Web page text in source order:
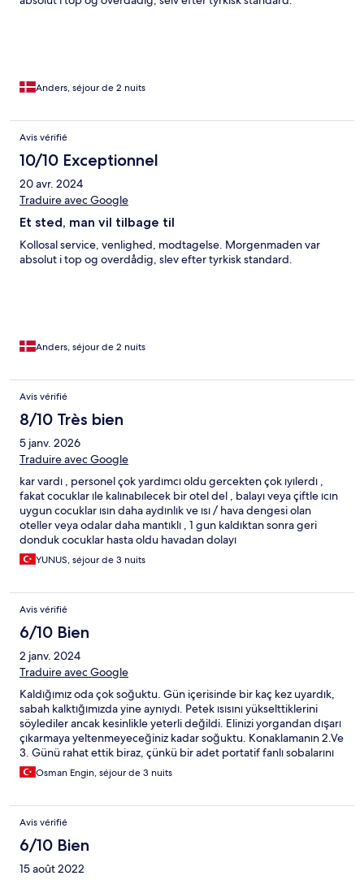
Anders, séjour de 2 nuits
Avis vérifié
10/10 Exceptionnel
20 avr. 2024
Traduire avec Google
Et sted, man vil tilbage til
Kollosal service, venlighed, modtagelse. Morgenmaden var
absolut i top og overdådig, slev efter tyrkisk standard.
Anders, séjour de 2 nuits
Avis vérifié
8/10 Très bien
5 janv. 2026
Traduire avec Google
kar vardı , personel çok yardımcı oldu gercekten çok ıyılerdı ,
fakat cocuklar ıle kalınabılecek bir otel del , balayı veya çiftle ıcın
uygun cocuklar ısın daha aydınlık ve ısı / hava dengesi olan
oteller veya odalar daha mantıklı , 1 gun kaldıktan sonra geri
donduk cocuklar hasta oldu havadan dolayı
YUNUS, séjour de 3 nuits
Avis vérifié
6/10 Bien
2 janv. 2024
Traduire avec Google
Kaldığımız oda çok soğuktu. Gün içerisinde bir kaç kez uyardık,
sabah kalktığımızda yine aynıydı. Petek ısısını yükselttiklerini
söylediler ancak kesinlikle yeterli değildi. Elinizi yorgandan dışarı
çıkarmaya yeltenmeyeceğiniz kadar soğuktu. Konaklamanın 2.Ve
3. Günü rahat ettik biraz, çünkü bir adet portatif fanlı sobalarını
aldık. İlk gün tamirde olduğunu söylemişlerdi. Çalışanlar çok
güleryüzlü. Temizlik fena değil ancak lavabo kokuyor biraz.
Osman Engin, séjour de 3 nuits
Avis vérifié
6/10 Bien
15 août 2022